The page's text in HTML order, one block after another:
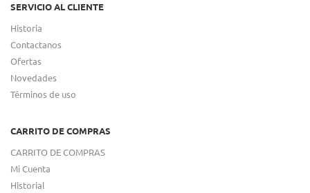
SERVICIO AL CLIENTE
Historia
Contactanos
Ofertas
Novedades
Términos de uso
CARRITO DE COMPRAS
CARRITO DE COMPRAS
Mi Cuenta
Historial